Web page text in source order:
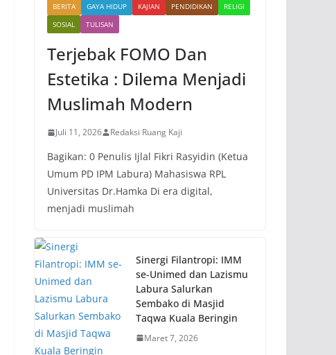
BERITA GAYA HIDUP KAJIAN PENDIDIKAN
RELIGI
SOSIAL
TULISAN
Terjebak FOMO Dan
Estetika : Dilema Menjadi
Muslimah Modern
Juli 11, 2026 Redaksi Ruang Kaji
Bagikan: 0 Penulis Ijlal Fikri Rasyidin (Ketua
Umum PD IPM Labura) Mahasiswa RPL
Universitas Dr.Hamka Di era digital,
menjadi muslimah
Sinergi Filantropi: IMM
se-Unimed dan Lazismu
Labura Salurkan
Sembako di Masjid
Taqwa Kuala Beringin
Maret 7, 2026